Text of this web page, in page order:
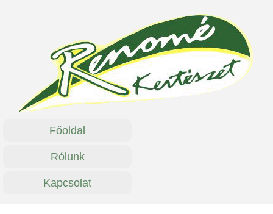
Főoldal
Rólunk
Kapcsolat